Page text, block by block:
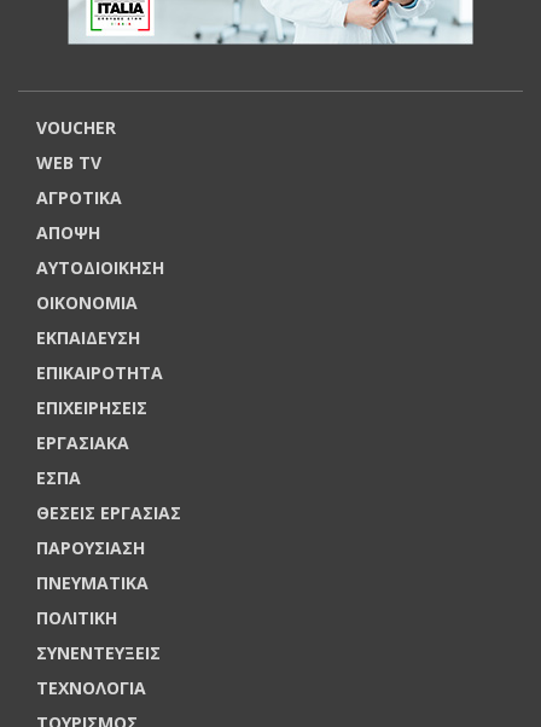
VOUCHER
WEB TV
ΑΓΡΟΤΙΚΑ
ΑΠΟΨΗ
ΑΥΤΟΔΙΟΙΚΗΣΗ
ΟΙΚΟΝΟΜΙΑ
ΕΚΠΑΙΔΕΥΣΗ
ΕΠΙΚΑΙΡΟΤΗΤΑ
ΕΠΙΧΕΙΡΗΣΕΙΣ
ΕΡΓΑΣΙΑΚΑ
ΕΣΠΑ
ΘΕΣΕΙΣ ΕΡΓΑΣΙΑΣ
ΠΑΡΟΥΣΙΑΣΗ
ΠΝΕΥΜΑΤΙΚΑ
ΠΟΛΙΤΙΚΗ
ΣΥΝΕΝΤΕΥΞΕΙΣ
ΤΕΧΝΟΛΟΓΙΑ